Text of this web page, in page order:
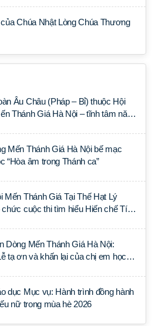
Chúa Nhật Lòng Chúa Thương
Âu Châu (Pháp – Bỉ) thuộc Hội
Thánh Giá Hà Nội – tĩnh tâm năm
Mến Thánh Giá Hà Nội bế mạc
“Hòa âm trong Thánh ca”
Mến Thánh Giá Tại Thế Hạt Lý
chức cuộc thi tìm hiểu Hiến chế Tín
Dòng Mến Thánh Giá Hà Nội:
tạ ơn và khấn lại của chị em học
dục Mục vụ: Hành trình đồng hành
nữ trong mùa hè 2026